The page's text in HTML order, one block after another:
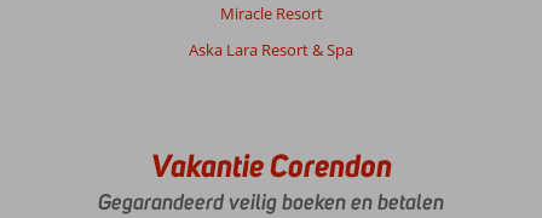
Miracle Resort
Aska Lara Resort & Spa
Vakantie Corendon
Gegarandeerd veilig boeken en betalen